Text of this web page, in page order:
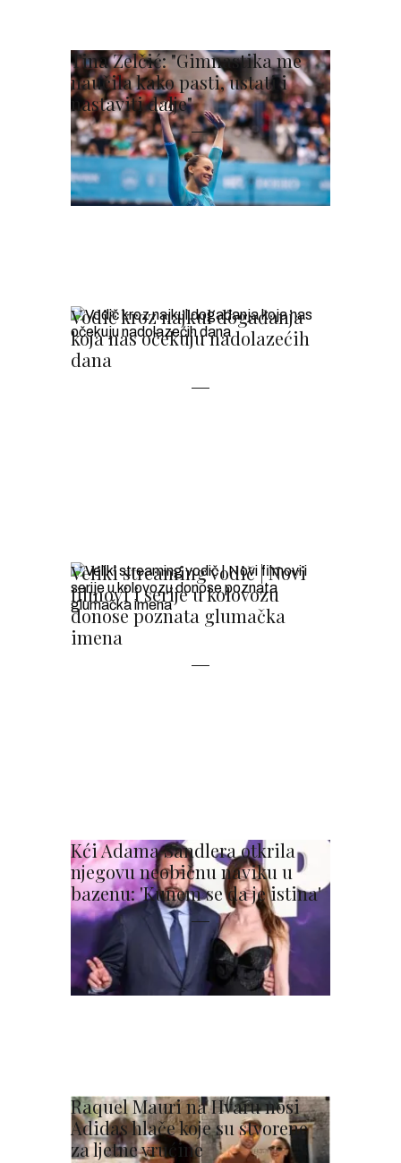
Tina Zelčić: "Gimnastika me
naučila kako pasti, ustati i
nastaviti dalje"
Vodič kroz najkul događanja
koja nas očekuju nadolazećih
dana
Veliki streaming vodič | Novi
filmovi i serije u kolovozu
donose poznata glumačka
imena
Kći Adama Sandlera otkrila
njegovu neobičnu naviku u
bazenu: 'Kunem se da je istina'
Raquel Mauri na Hvaru nosi
Adidas hlače koje su stvorene
za ljetne vrućine